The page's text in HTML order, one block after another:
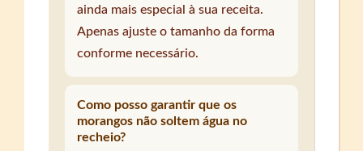
ainda mais especial à sua receita.
Apenas ajuste o tamanho da forma
conforme necessário.
Como posso garantir que os
morangos não soltem água no
recheio?